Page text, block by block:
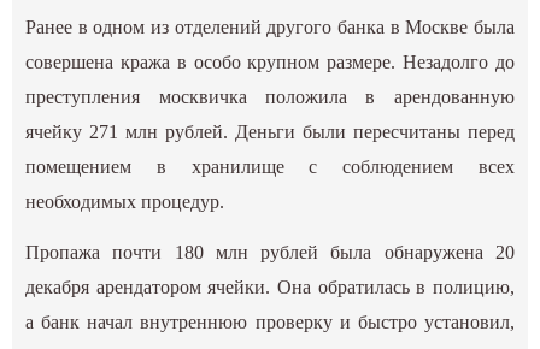
Ранее в одном из отделений другого банка в Москве была
совершена кража в особо крупном размере. Незадолго до
преступления москвичка положила в арендованную
ячейку 271 млн рублей. Деньги были пересчитаны перед
помещением в хранилище с соблюдением всех
необходимых процедур.
Пропажа почти 180 млн рублей была обнаружена 20
декабря арендатором ячейки. Она обратилась в полицию,
а банк начал внутреннюю проверку и быстро установил,